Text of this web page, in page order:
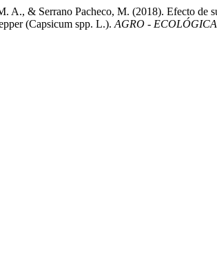
A., & Serrano Pacheco, M. (2018). Efecto de
(Capsicum spp. L.). AGRO - ECOLÓGICA